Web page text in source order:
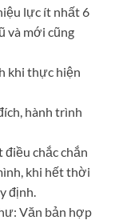
lực ít nhất 6
và mới cũng
khi thực hiện
hành trình
điều chắc chắn
khi hết thời
định.
Văn bản hợp